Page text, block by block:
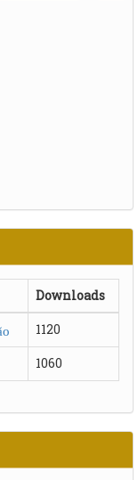
Downloads
1120
1060